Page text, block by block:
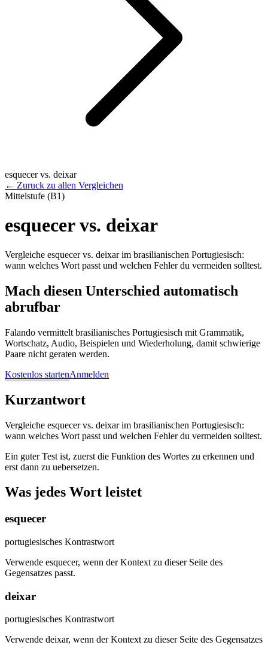
esquecer vs. deixar
← Zuruck zu allen Vergleichen
Mittelstufe (B1)
esquecer vs. deixar
Vergleiche esquecer vs. deixar im brasilianischen Portugiesisch:
wann welches Wort passt und welchen Fehler du vermeiden solltest.
Mach diesen Unterschied automatisch
abrufbar
Falando vermittelt brasilianisches Portugiesisch mit Grammatik,
Wortschatz, Audio, Beispielen und Wiederholung, damit schwierige
Paare nicht geraten werden.
Kostenlos startenAnmelden
Kurzantwort
Vergleiche esquecer vs. deixar im brasilianischen Portugiesisch:
wann welches Wort passt und welchen Fehler du vermeiden solltest.
Ein guter Test ist, zuerst die Funktion des Wortes zu erkennen und
erst dann zu uebersetzen.
Was jedes Wort leistet
esquecer
portugiesisches Kontrastwort
Verwende esquecer, wenn der Kontext zu dieser Seite des
Gegensatzes passt.
deixar
portugiesisches Kontrastwort
Verwende deixar, wenn der Kontext zu dieser Seite des Gegensatzes